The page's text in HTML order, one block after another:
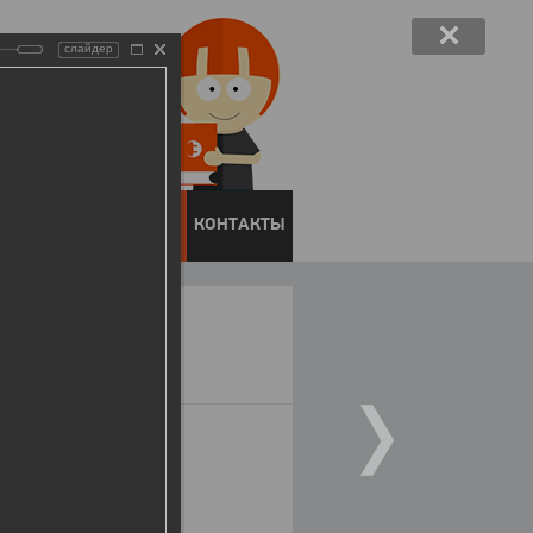
КОНТАКТЫ
слайдер